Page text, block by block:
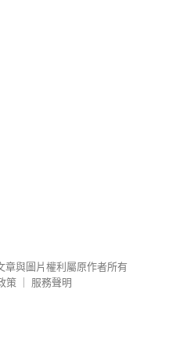
章與圖片權利屬原作者所有
策
服務聲明